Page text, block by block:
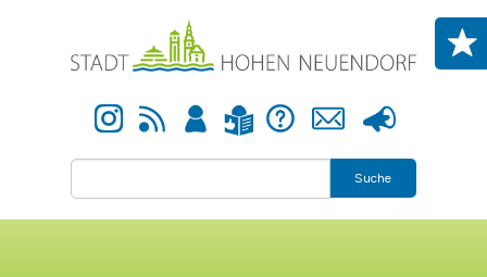
Instagram Newsfeed Anmelden Leichte Sprache Hilfe Kontakt Presse
Suche